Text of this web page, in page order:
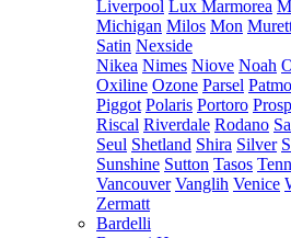
Liverpool Lux Marmorea
Michigan Milos Mon
Satin Nexside
Nikea Nimes Niove Noah
Oxiline Ozone Parsel
Piggot Polaris Portoro
Riscal Riverdale Rodano
Seul Shetland Shira Silver
Sunshine Sutton Tasos
Vancouver Vanglih Venice
Zermatt
Bardelli